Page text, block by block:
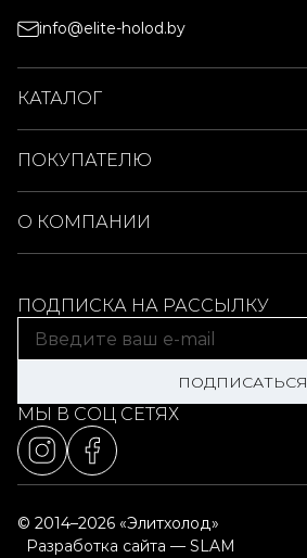
info@elite-holod.by
КАТАЛОГ
ПОКУПАТЕЛЮ
О КОМПАНИИ
ПОДПИСКА НА РАССЫЛКУ
ПОДПИСАТЬСЯ
МЫ В СОЦ СЕТЯХ
© 2014–2026 «Элитхолод»
Разработка сайта — SLAM